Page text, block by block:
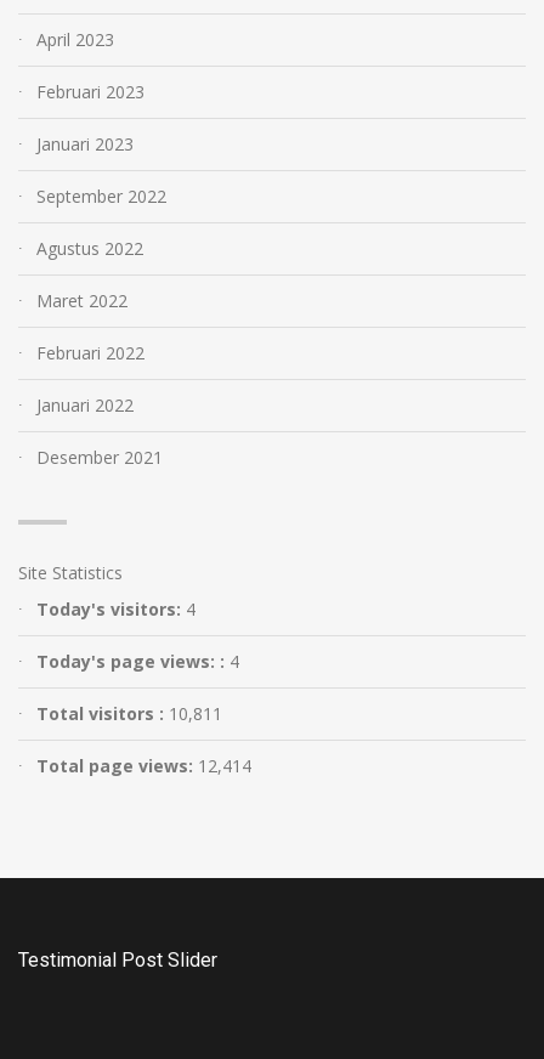
April 2023
Februari 2023
Januari 2023
September 2022
Agustus 2022
Maret 2022
Februari 2022
Januari 2022
Desember 2021
Site Statistics
Today's visitors: 4
Today's page views: : 4
Total visitors : 10,811
Total page views: 12,414
Testimonial Post Slider